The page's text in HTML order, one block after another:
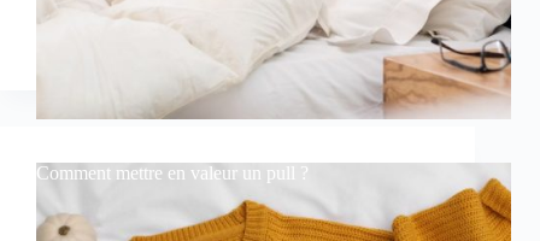
Comment mettre en valeur un pull ?